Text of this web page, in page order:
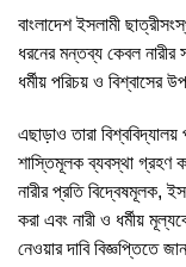
বাংলাদেশ ইসলামী
ধরনের মন্তব্য কেবল নারীর
ধর্মীয় পরিচয় ও বিশ্বাসের
এছাড়াও তারা
শাস্তিমূলক ব্যবস্থা গ্রহণ
নারীর প্রতি বিদ্বেষমূলক,
করা এবং নারী ও ধর্মীয়
নেওয়ার দাবি বিজ্ঞপ্তিতে